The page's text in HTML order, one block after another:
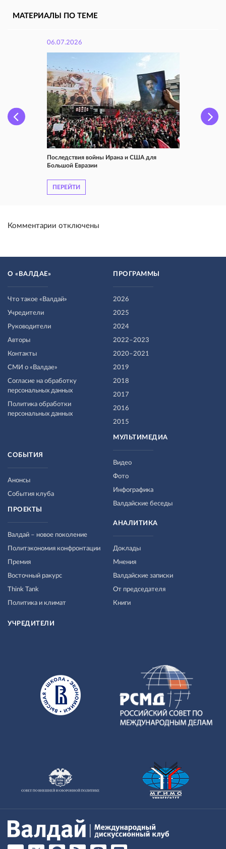
МАТЕРИАЛЫ ПО ТЕМЕ
06.07.2026
Последствия войны Ирана и США для
Большой Евразии
ПЕРЕЙТИ
Комментарии отключены
О «ВАЛДАЕ»
Что такое «Валдай»
Учредители
Руководители
Авторы
Контакты
СМИ о «Валдае»
Согласие на обработку
персональных данных
Политика обработки
персональных данных
ПРОГРАММЫ
2026
2025
2024
2022–2023
2020–2021
2019
2018
2017
2016
2015
МУЛЬТИМЕДИА
Видео
Фото
Инфографика
Валдайские беседы
СОБЫТИЯ
Анонсы
События клуба
ПРОЕКТЫ
Валдай – новое поколение
Политэкономия конфронтации
Премия
Восточный ракурс
Think Tank
Политика и климат
АНАЛИТИКА
Доклады
Мнения
Валдайские записки
От председателя
Книги
УЧРЕДИТЕЛИ